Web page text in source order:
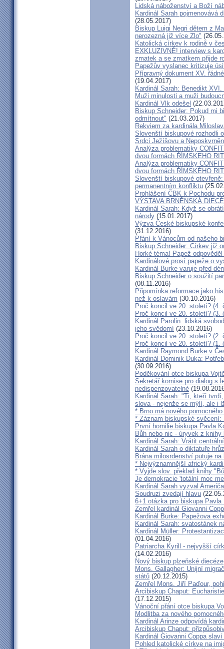
Lidská náboženství a Boží
Kardinál Sarah pojmenovává
(28.05.2017)
Biskup Luigi Negri dětem z
nerozezná již více Zlo"
Katolická církev k rodině v
EXKLUZIVNĚ! interview s
zmatek a se zmatkem přijde
Papežův vyslanec kritizuje
Přípravný dokument XV.
(19.04.2017)
Kardinál Sarah: Benedikt
Muži minulosti a muži
Kardinál Vlk odešel
Biskup Schneider: Pokud mi
odmítnout" (21.03.2017)
Rekviem za kardinála
Slovenští biskupové rozhodli
Srdci Ježíšovu a
Analýza problematiky
dvou formách ŘÍMSKEHO
Analýza problematiky
dvou formách ŘÍMSKÉHO
Slovenští biskupové
permanentním konfliktu
Prohlášení ČBK k Pochodu
VÝSTAVA BRNĚNSKÁ
Kardinál Sarah: Když se
národy (15.01.2017)
Výzva České biskupské
(31.12.2016)
Přání k Vánocům od našeho
Biskup Schneider: Církev již
Horké téma! Papež
Kardinálové prosí papeže o
Kardinál Burke varuje před
Biskup Schneider o soužití
(08.11.2016)
Připomínka reformace jako
než k oslavám (30.10.2016)
Proč koncil ve 20. století? (4.
Proč koncil ve 20. století? (3.
Kardinál Parolin: lidská
jeho svědomí (23.10.2016)
Proč koncil ve 20. století? (2.
Proč koncil ve 20. století? (1.
Kardinál Raymond Burke v
Kardinál Dominik Duka:
(30.09.2016)
Poděkování otce biskupa
Sekretář komise pro dialog s
nedispenzovatelné
Kardinál Sarah: "Ti, kteří
slova - nejenže se mýlí, ale i
* Brno má nového
* Záznam biskupské svěcení:
První homilie biskupa Pavla
Bůh nebo nic - úryvek z knihy
Kardinál Sarah: Vrátit
Kardinál Sarah o diktatuře
Brána milosrdenství putuje
* Nejvýznamnější africký
* Vyjde slov. překlad knihy
Je demokracie 'totální moc
Kardinál Sarah vyzval
Soudruzi zvedají hlavu
6+1 otázka pro biskupa Pavla
Zemřel kardinál Giovanni
Kardinál Burke: Papežova
Kardinál Sarah: svatostánek
Kardinál Müller:
(01.04.2016)
Patriarcha Kyrill - nejvyšší
(14.02.2016)
Nový biskup plzeňské diecéze
Mons. Gallagher: Unijní
států (20.12.2015)
Zemřel Mons. Jiří Paďour,
Arcibiskup Chaput:
(17.12.2015)
Vánoční přání otce biskupa
Modlitba za nového
Kardinál Arinze odpovídá
Arcibiskup Chaput:
Kardinál Giovanni Coppa
Pohled katolické církve na